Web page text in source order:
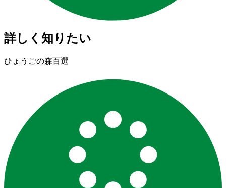
詳しく知りたい
ひょうごの森百選